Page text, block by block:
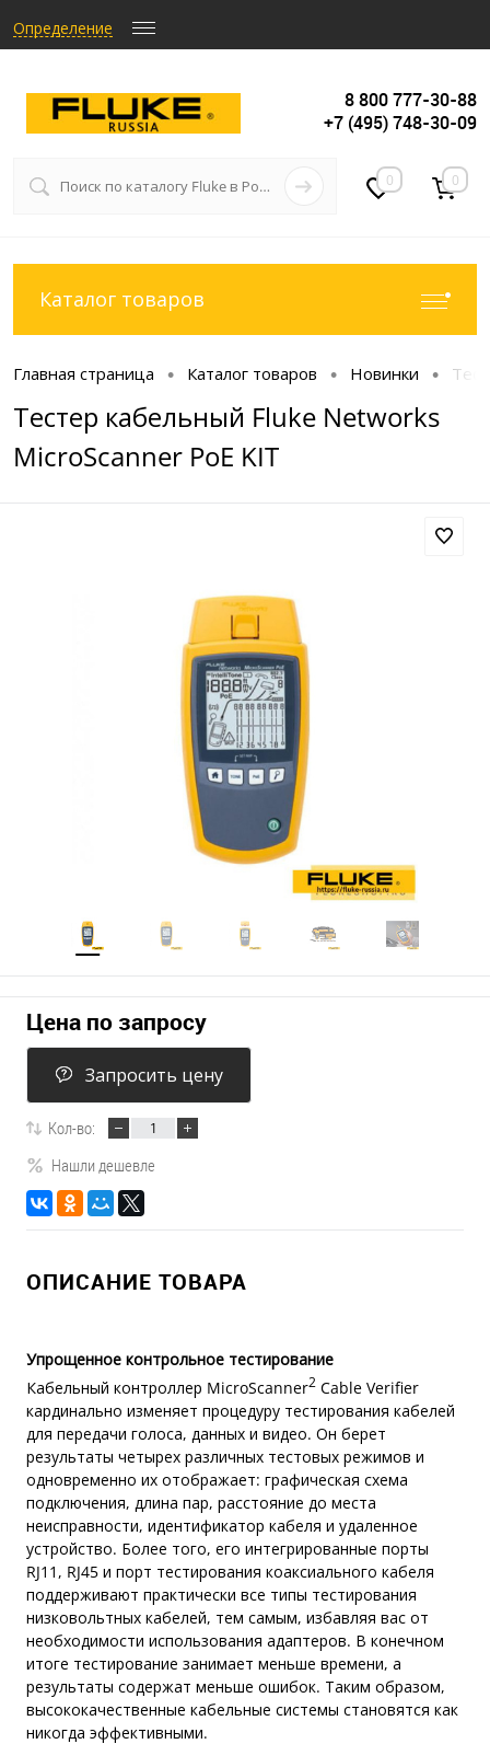
Определение
8 800 777-30-88
+7 (495) 748-30-09
0 0
Каталог товаров
Главная страница • Каталог товаров • Новинки •
Тестер кабельный Fluke Networks
MicroScanner PoE KIT
Цена по запросу
Запросить цену
Кол-во:
Нашли дешевле
ОПИСАНИЕ ТОВАРА
Упрощенное контрольное тестирование
Кабельный контроллер MicroScanner2 Cable Verifier
кардинально изменяет процедуру тестирования кабелей
для передачи голоса, данных и видео. Он берет
результаты четырех различных тестовых режимов и
одновременно их отображает: графическая схема
подключения, длина пар, расстояние до места
неисправности, идентификатор кабеля и удаленное
устройство. Более того, его интегрированные порты
RJ11, RJ45 и порт тестирования коаксиального кабеля
поддерживают практически все типы тестирования
низковольтных кабелей, тем самым, избавляя вас от
необходимости использования адаптеров. В конечном
итоге тестирование занимает меньше времени, а
результаты содержат меньше ошибок. Таким образом,
высококачественные кабельные системы становятся как
никогда эффективными.